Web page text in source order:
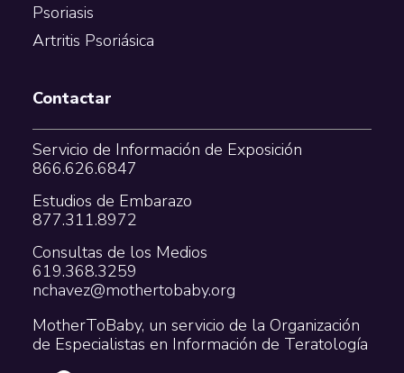
Psoriasis
Artritis Psoriásica
Contactar
Servicio de Información de Exposición
866.626.6847
Estudios de Embarazo
877.311.8972
Consultas de los Medios
619.368.3259
nchavez@mothertobaby.org
MotherToBaby, un servicio de la Organización
de Especialistas en Información de Teratología